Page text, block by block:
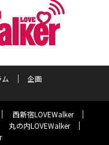
企画
西新宿LOVEWalker
丸の内LOVEWalker